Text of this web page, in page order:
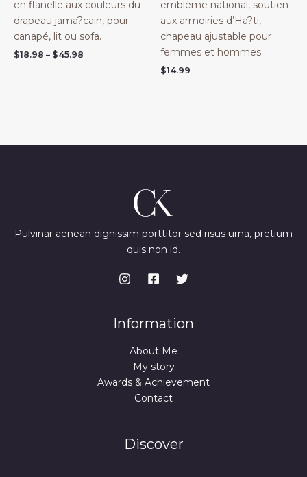
en flanelle aux couleurs du
drapeau jama?cain, pour
canapé, lit ou sofa.
$18.98 – $45.98
emblème national, soutien
aux armoiries d’Ha?ti,
chapeau ajustable pour
femmes et hommes.
$14.99
Pulvinar aenean dignissim porttitor sed risus urna, pretium
quis non id.
Information
About Me
My story
Awards & Achievement
Contact
Discover